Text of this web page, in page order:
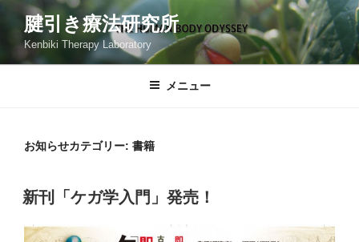
ン
腱引き療法研究所
Kenbiki Therapy Laboratory
メニュー
お知らせカテゴリー: 書籍
新刊「ケガ学入門」発売！